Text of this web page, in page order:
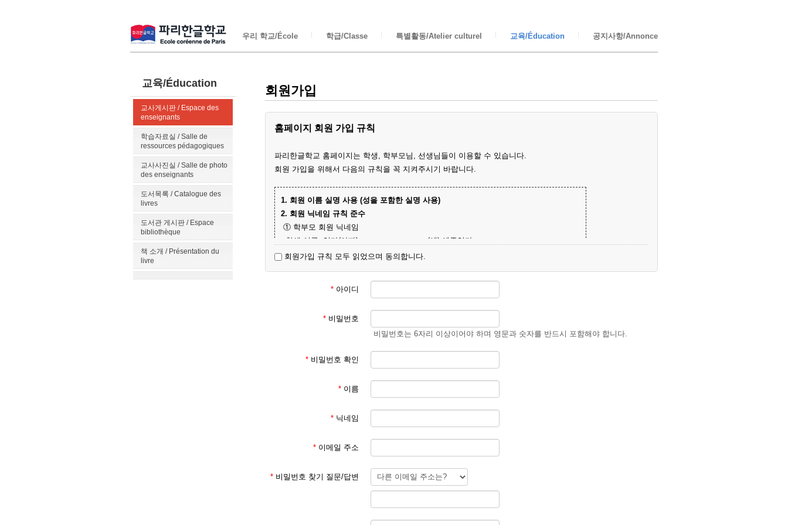
우리 학교/École 학급/Classe 특별활동/Atelier culturel 교육/Éducation 공지사항/Annonce
교육/Éducation
교사게시판 / Espace des
enseignants
학습자료실 / Salle de
ressources pédagogiques
교사사진실 / Salle de photo
des enseignants
도서목록 / Catalogue des
livres
도서관 게시판 / Espace
bibliothèque
책 소개 / Présentation du
livre
회원가입
홈페이지 회원 가입 규칙
파리한글학교 홈페이지는 학생, 학부모님, 선생님들이 이용할 수 있습니다.
회원 가입을 위해서 다음의 규칙을 꼭 지켜주시기 바랍니다.
1. 회원 이름 실명 사용 (성을 포함한 실명 사용)
2. 회원 닉네임 규칙 준수
① 학부모 회원 닉네임
- 학생 이름+엄마(아빠)
(예) 예준엄마
- 닉네임 중복 시 학생 성과 이름+엄마
(예) 김예준
3. 회원 이메일은 입학원서에 기재된 이메일 주소 사용
회원 가입 후 회원 승인에 평균 1일이 소요됩니다.
회원 가입 규칙을 지키지 않은 경우 회원 승인이 되지 않습니다.
한글학교 회원이 아닌 분들이 특정한 사유로 홈페이지를 이용하기를 희망하는 경우 학교 대표 이메일로 요청해
주시기 바랍니다.
본교 홈페이지를 이용해 주셔서 감사합니다.
파리한글학교 홈페이지 관리자
회원가입 규칙 모두 읽었으며 동의합니다.
* 아이디
* 비밀번호
비밀번호는 6자리 이상이어야 하며 영문과 숫자를 반드시 포함해야 합니다.
* 비밀번호 확인
* 이름
* 닉네임
* 이메일 주소
* 비밀번호 찾기 질문/답변